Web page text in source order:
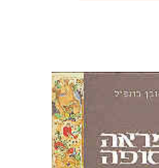
תמונה כוללת של חיי
דפוסי ההתיישבות
והכלכלה, החינוך והתרבות,
ומוסדותיהן. חלק גדול
מוקדש לשרטוט קווים
המנטאליות היהודית בת
התקופה....